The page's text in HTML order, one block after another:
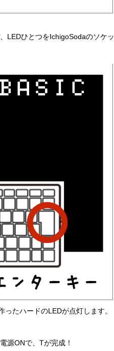
LEDひとつをIchigoSodaのソケッ
たハードのLEDが点灯します。
源ONで、Tが完成！